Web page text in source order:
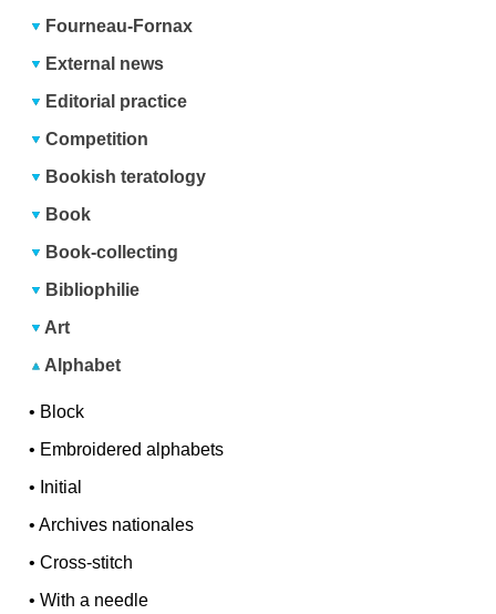
Fourneau-Fornax
External news
Editorial practice
Competition
Bookish teratology
Book
Book-collecting
Bibliophilie
Art
Alphabet
• Block
• Embroidered alphabets
• Initial
•Archives nationales
•Cross-stitch
•With a needle